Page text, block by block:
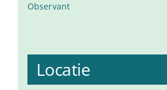
Observant
Locatie